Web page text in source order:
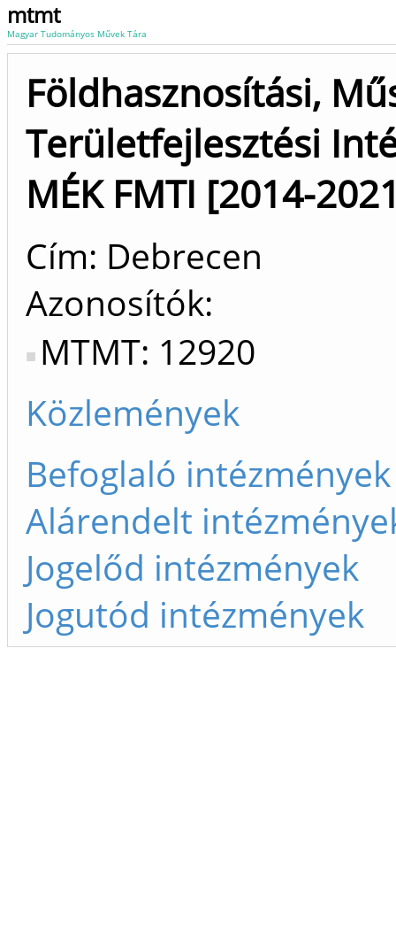
mtmt
Magyar Tudományos Művek Tára
Földhasznosítási,
Területfejlesztési
MÉK FMTI [2014-
Cím: Debrecen
Azonosítók
MTMT: 12920
Közlemények
Befoglaló intézmények
Alárendelt
Jogelőd intézmények
Jogutód intézmények